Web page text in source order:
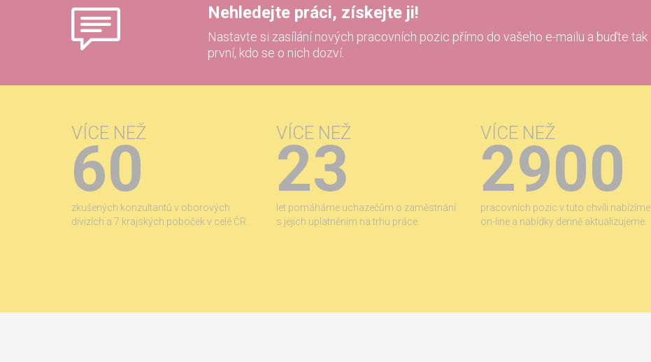
Nehledejte práci, získejte ji!
Nastavte si zasílání nových pracovních pozic přímo do vašeho e-mailu a buďte tak
první, kdo se o nich dozví.
VÍCE NEŽ
60
zkušených konzultantů v oborových
divizích a 7 krajských poboček v celé ČR.
VÍCE NEŽ
23
let pomáháme uchazečům o zaměstnání
s jejich uplatněním na trhu práce.
VÍCE NEŽ
2900
pracovních pozic v tuto chvíli nabízíme
on-line a nabídky denně aktualizujeme.